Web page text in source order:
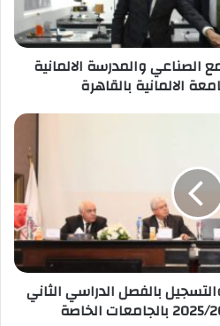
الصناعي والمدرسة الالمانية
الالمانية بالقاهرة
بالفصل الدراسي الثاني